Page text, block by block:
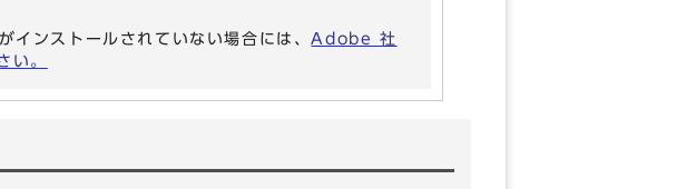
ンストールされていない場合には、Adobe 社
い。